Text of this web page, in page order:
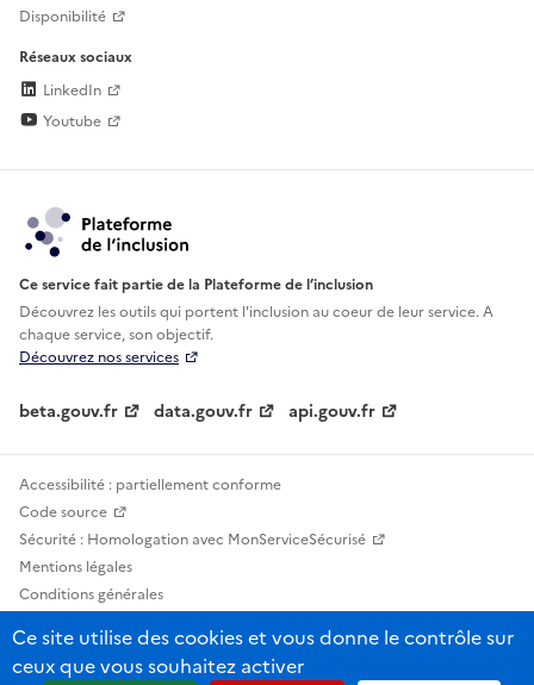
Disponibilité
Réseaux sociaux
LinkedIn
Youtube
Ce service fait partie de la Plateforme de l’inclusion
Découvrez les outils qui portent l'inclusion aucoeur de leur service. A
chaque service, son objectif.
Découvrez nos services
beta.gouv.fr data.gouv.fr api.gouv.fr
Accessibilité : partiellement conforme
Code source
Sécurité : Homologation avec MonServiceSécurisé
Mentions légales
Conditions générales
Statistiques, lexiques et indicateurs
Sauf mention contraire, tous les contenus de ce site sont sous licence
Ce site utilise des cookies et vous donne le contrôle sur
ceux que vous souhaitez activer